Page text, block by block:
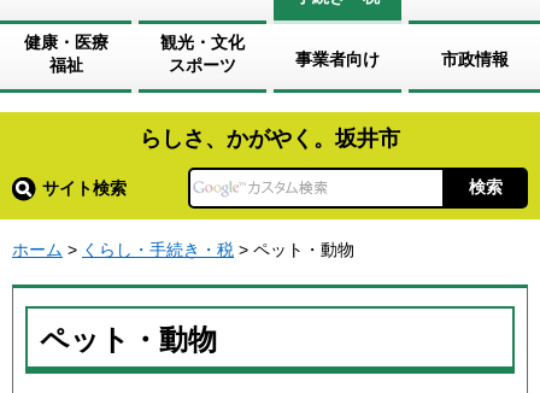
健康・医療
福祉
観光・文化
スポーツ
事業者向け 市政情報
らしさ、かがやく。坂井市
サイト検索
ホーム > くらし・手続き・税 > ペット・動物
ペット・動物